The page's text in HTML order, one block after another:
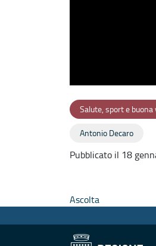
Salute, sport e buona
Antonio Decaro
Pubblicato il 18
Ascolta